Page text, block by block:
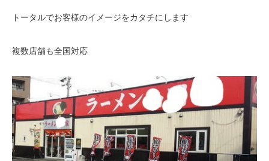
トータルでお客様のイメージをカタチにします
複数店舗も全国対応